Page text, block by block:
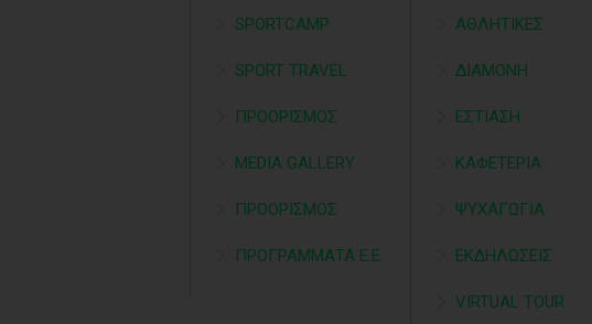
SPORTCAMP
SPORT TRAVEL
ΠΡΟΟΡΙΣΜΟΣ
MEDIA GALLERY
ΠΡΟΟΡΙΣΜΟΣ
ΠΡΟΓΡΑΜΜΑΤΑ Ε.Ε.
ΑΘΛΗΤΙΚΕΣ
ΔΙΑΜΟΝΗ
ΕΣΤΙΑΣΗ
ΚΑΦΕΤΕΡΙΑ
ΨΥΧΑΓΩΓΙΑ
ΕΚΔΗΛΩΣΕΙΣ
VIRTUAL TOUR